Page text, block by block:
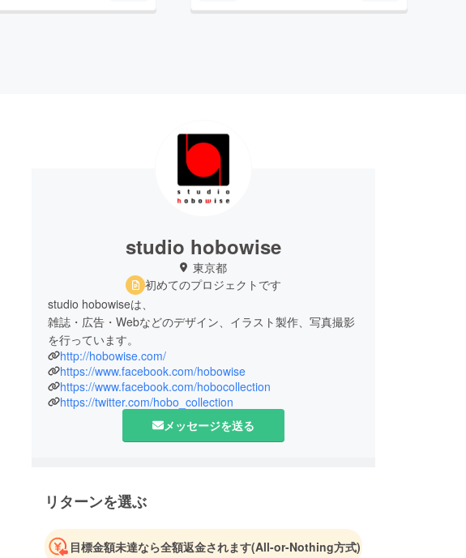
studio hobowise
東京都
初めてのプロジェクトです
studio hobowiseは、
雑誌・広告・Webなどのデザイン、イラスト製作、写真撮影
を行っています。
http://hobowise.com/
https://www.facebook.com/hobowise
https://www.facebook.com/hobocollection
https://twitter.com/hobo_collection
メッセージを送る
リターンを選ぶ
目標金額未達なら全額返金されます(All-or-Nothing方式)